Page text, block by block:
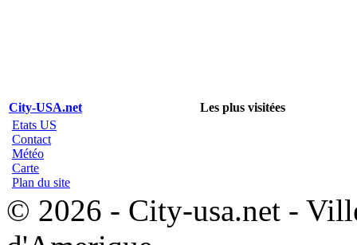
City-USA.net
Les plus visitées
Etats US
Contact
Météo
Carte
Plan du site
© 2026 - City-usa.net -